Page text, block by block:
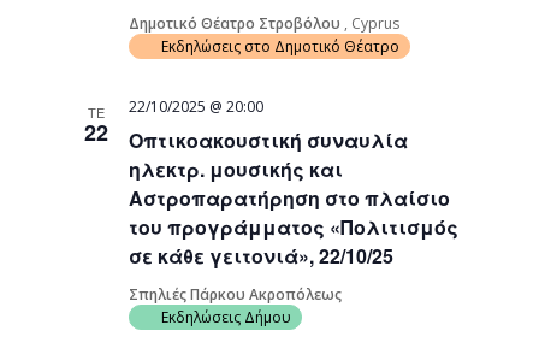
Δημοτικό Θέατρο Στροβόλου , Cyprus
Εκδηλώσεις στο Δημοτικό Θέατρο
ΤΕ
22
Οπτικοακουστική συναυλία
ηλεκτρ. μουσικής και
Αστροπαρατήρηση στο πλαίσιο
του προγράμματος «Πολιτισμός
σε κάθε γειτονιά», 22/10/25
22/10/2025 @ 20:00
Σπηλιές Πάρκου Ακροπόλεως
Εκδηλώσεις Δήμου